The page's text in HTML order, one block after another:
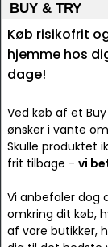
BUY & TRY
Køb risikofrit
hjemme hos
dage!
Ved køb af et
ønsker i vante
Skulle produktet
frit tilbage - vi
Vi anbefaler dog
omkring dit køb,
af vore butikker,